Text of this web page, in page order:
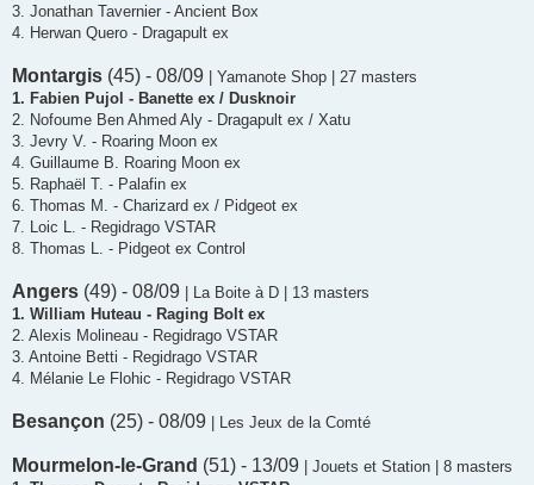
3. Jonathan Tavernier - Ancient Box
4. Herwan Quero - Dragapult ex
Montargis (45) - 08/09 | Yamanote Shop | 27 masters
1. Fabien Pujol - Banette ex / Dusknoir
2. Nofoume Ben Ahmed Aly - Dragapult ex / Xatu
3. Jevry V. - Roaring Moon ex
4. Guillaume B. Roaring Moon ex
5. Raphaël T. - Palafin ex
6. Thomas M. - Charizard ex / Pidgeot ex
7. Loic L. - Regidrago VSTAR
8. Thomas L. - Pidgeot ex Control
Angers (49) - 08/09 | La Boite à D | 13 masters
1. William Huteau - Raging Bolt ex
2. Alexis Molineau - Regidrago VSTAR
3. Antoine Betti - Regidrago VSTAR
4. Mélanie Le Flohic - Regidrago VSTAR
Besançon (25) - 08/09 | Les Jeux de la Comté
Mourmelon-le-Grand (51) - 13/09 | Jouets et Station | 8 masters